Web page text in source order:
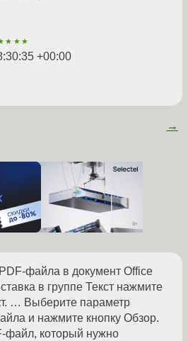
+00:00
→
файла в документ Office
в группе Текст нажмите
… Выберите параметр
и нажмите кнопку Обзор.
файл, который нужно